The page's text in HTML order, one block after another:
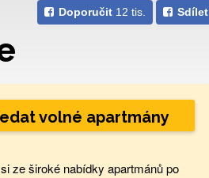
Doporučit 12 tis. Sdílet
volné apartmány
ze široké nabídky apartmánů po